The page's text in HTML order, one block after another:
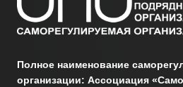
Полное наименование
организации: Ассоциация